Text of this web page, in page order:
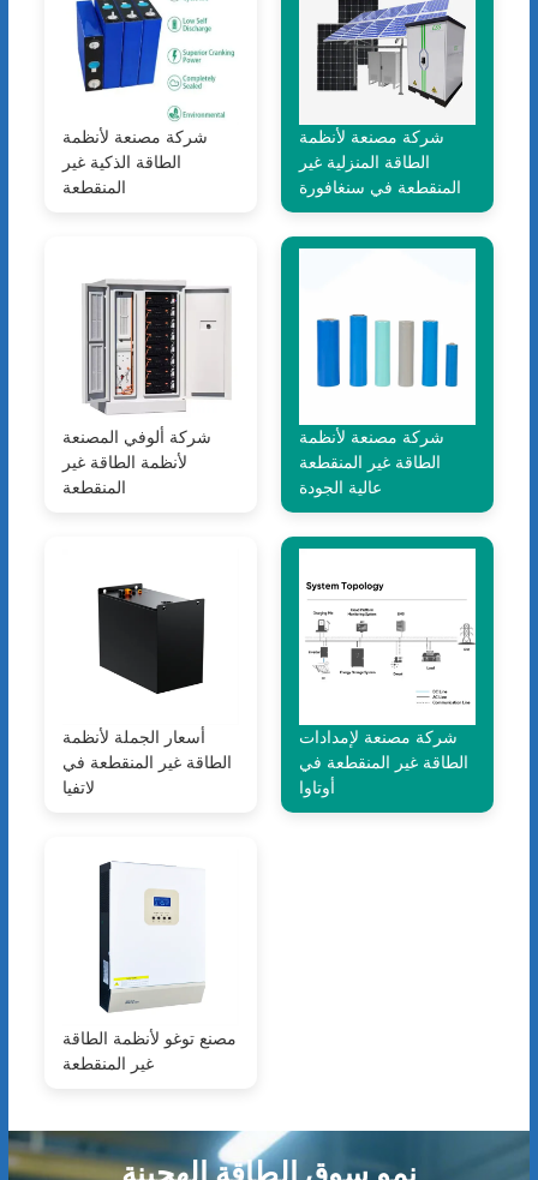
شركة مصنعة لأنظمة
الطاقة الذكية غير
المنقطعة
شركة مصنعة لأنظمة
الطاقة المنزلية غير
المنقطعة في سنغافورة
شركة ألوفي المصنعة
لأنظمة الطاقة غير
المنقطعة
شركة مصنعة لأنظمة
الطاقة غير المنقطعة
عالية الجودة
أسعار الجملة لأنظمة
الطاقة غير المنقطعة في
لاتفيا
شركة مصنعة لإمدادات
الطاقة غير المنقطعة في
أوتاوا
مصنع توغو لأنظمة الطاقة
غير المنقطعة